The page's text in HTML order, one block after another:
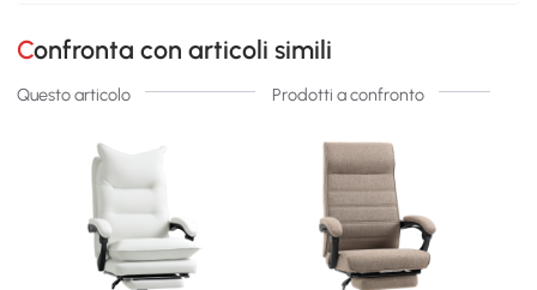
Confronta con articoli simili
Questo articolo Prodotti a confronto